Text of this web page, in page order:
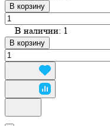
В корзину
В наличии: 1
В корзину